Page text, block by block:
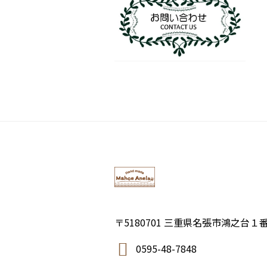
〒5180701 三重県名張市鴻之台１
0595-48-7848